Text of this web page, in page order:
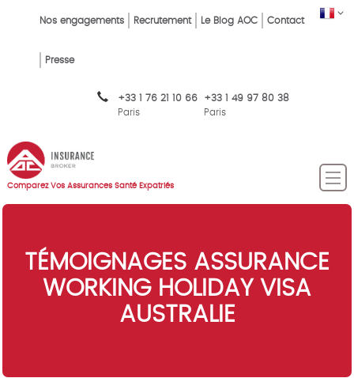
content
FR
Top
Menu
FR
Nos engagements Recrutement Le Blog AOC Contact
Presse
+33 1 76 21 10 66
Paris
+33 1 49 97 80 38
Paris
Comparez Vos Assurances Santé Expatriés
TÉMOIGNAGES ASSURANCE
WORKING HOLIDAY VISA
AUSTRALIE